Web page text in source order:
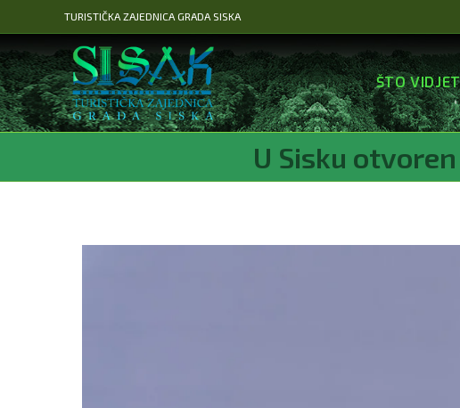
na
sadržaj
TURISTIČKA ZAJEDNICA GRADA SISKA
ŠTO
U Sisku